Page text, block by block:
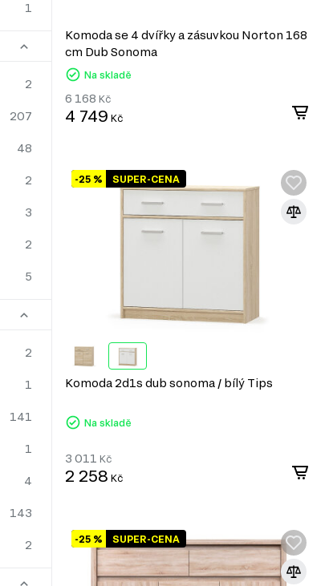
Komoda se 4 dvířky a zásuvkou Norton 168
cm Dub Sonoma
Na skladě
6 168 Kč
4 749 Kč
SUPER-CENA
-25 %
Komoda 2d1s dub sonoma / bílý Tips
Na skladě
3 011 Kč
2 258 Kč
SUPER-CENA
-25 %